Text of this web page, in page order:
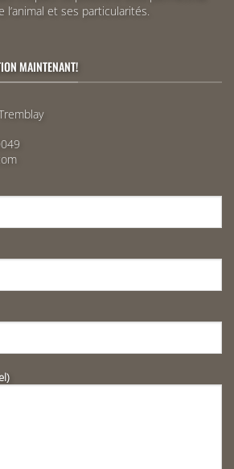
et ses particularités.
MAINTENANT!